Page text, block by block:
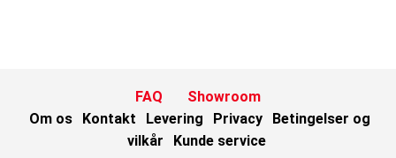
FAQ
Showroom
Om os
Kontakt Levering Privacy
Betingelser og
vilkår
Kunde service